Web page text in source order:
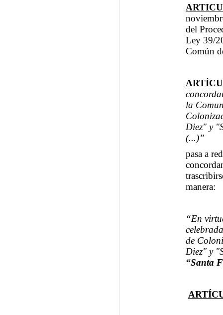
del
Ley 39/
Común
la
Diez" y
(...)”
pasa a
manera:
“En
de
Diez" y
“Santa